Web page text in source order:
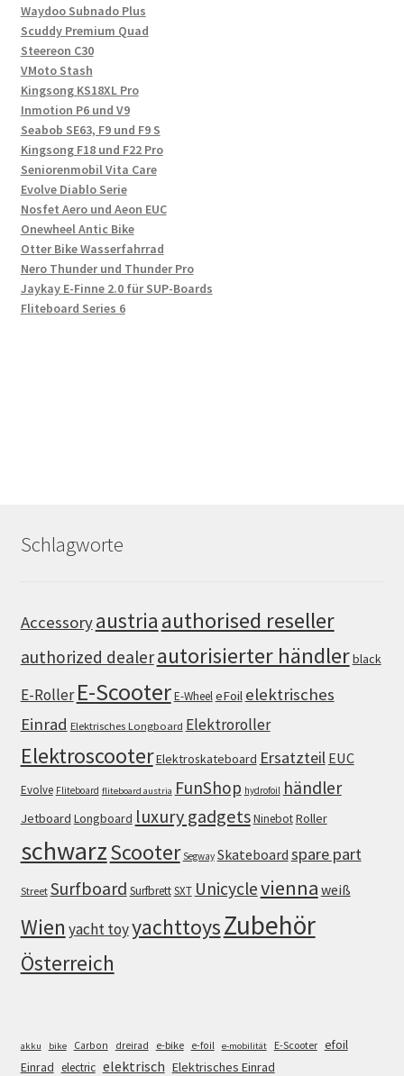
Waydoo Subnado Plus
Scuddy Premium Quad
Steereon C30
VMoto Stash
Kingsong KS18XL Pro
Inmotion P6 und V9
Seabob SE63, F9 und F9 S
Kingsong F18 und F22 Pro
Seniorenmobil Vita Care
Evolve Diablo Serie
Nosfet Aero und Aeon EUC
Onewheel Antic Bike
Otter Bike Wasserfahrrad
Nero Thunder und Thunder Pro
Jaykay E-Finne 2.0 für SUP-Boards
Fliteboard Series 6
Schlagworte
Accessoryaustria authorised reseller
authorized dealerautorisierter händlerblack
E-Roller E-ScooterE-WheeleFoil elektrisches
Einrad Elektrisches Longboard Elektroroller
ElektroscooterElektroskateboard Ersatzteil EUC
Evolve Fliteboard fliteboard austria FunShop hydrofoil händler
Jetboard Longboard luxury gadgetsNinebotRoller
schwarzScooter Segway Skateboard spare part
Street Surfboard SurfbrettSXT Unicyclevienna weiß
Wien yacht toyyachttoysZubehör
Österreich
akku bike Carbon dreirad e-bike e-foil e-mobilität E-Scooter efoil
Einrad electric elektrisch Elektrisches Einrad